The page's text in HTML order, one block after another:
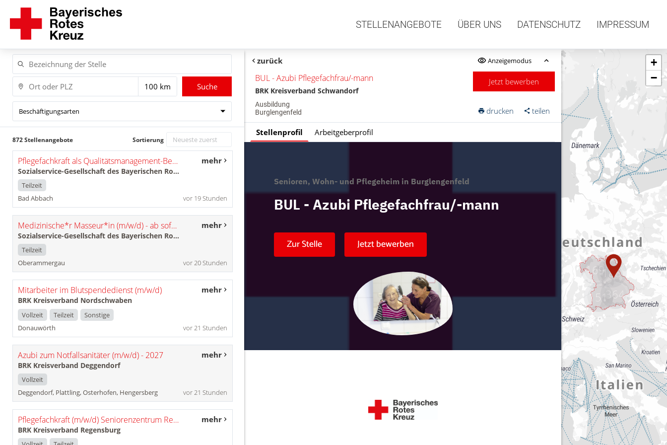
STELLENANGEBOTE ÜBER UNS DATENSCHUTZ IMPRESSUM
Suche
Beschäftigungsarten
872 Stellenangebote Sortierung
Pflegefachkraft als Qualitätsmanagement-Beauftragte*r (m/w/d)
Sozialservice-Gesellschaft des Bayerischen Roten Kreuzes GmbH
Teilzeit
Bad Abbach
mehr
vor 19 Stunden
Medizinische*r Masseur*in (m/w/d) - ab sofort -
Sozialservice-Gesellschaft des Bayerischen Roten Kreuzes GmbH
Teilzeit
Oberammergau
mehr
vor 20 Stunden
Mitarbeiter im Blutspendedienst (m/w/d)
BRK Kreisverband Nordschwaben
Vollzeit Teilzeit
Sonstige
Donauwörth
mehr
vor 21 Stunden
Azubi zum Notfallsanitäter (m/w/d) - 2027
BRK Kreisverband Deggendorf
Vollzeit
Deggendorf, Plattling, Osterhofen, Hengersberg
mehr
vor 21 Stunden
Pflegefachkraft (m/w/d) Seniorenzentrum Regenstauf
BRK Kreisverband Regensburg
mehr
zurück Anzeigemodus
BUL - Azubi Pflegefachfrau/-mann
BRK Kreisverband Schwandorf
Ausbildung
Burglengenfeld
Jetzt bewerben
drucken teilen
Stellenprofil Arbeitgeberprofil
364
188
169
151
+
−